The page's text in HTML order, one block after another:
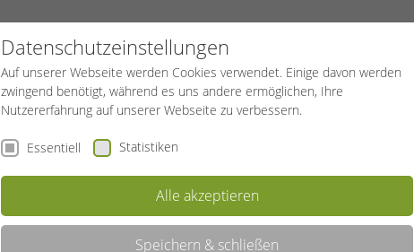
PROJEKTE SPORTREISEN
Datenschutzeinstellungen
Auf unserer Webseite werden Cookies verwendet. Einige davon werden
zwingend benötigt, während es uns andere ermöglichen, Ihre
Nutzererfahrung auf unserer Webseite zu verbessern.
Essentiell Statistiken
Alle akzeptieren
Speichern & schließen